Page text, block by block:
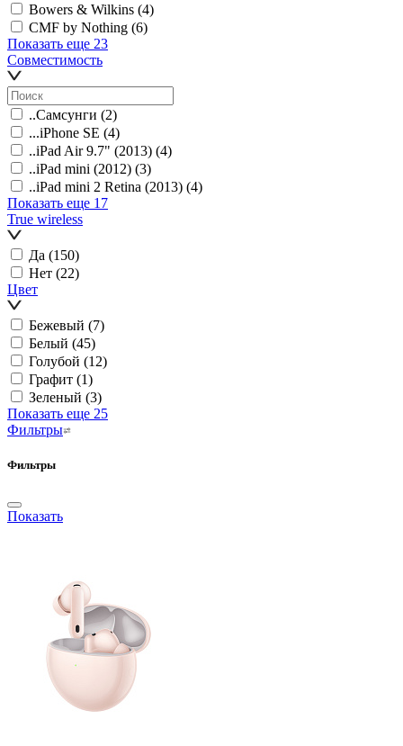
Bowers & Wilkins (4)
CMF by Nothing (6)
Показать еще 23
Совместимость
..Самсунги (2)
...iPhone SE (4)
..iPad Air 9.7" (2013) (4)
..iPad mini (2012) (3)
..iPad mini 2 Retina (2013) (4)
Показать еще 17
True wireless
Да (150)
Нет (22)
Цвет
Бежевый (7)
Белый (45)
Голубой (12)
Графит (1)
Зеленый (3)
Показать еще 25
Фильтры
Фильтры
Показать